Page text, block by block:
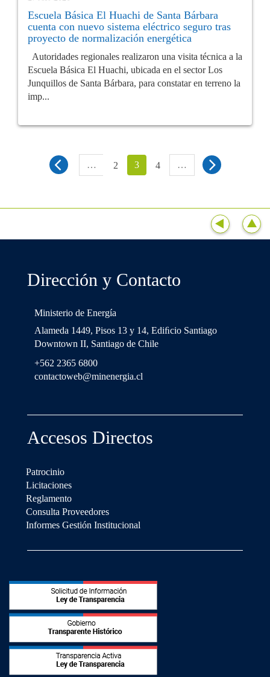
Escuela Básica El Huachi de Santa Bárbara
cuenta con nuevo sistema eléctrico seguro tras
proyecto de normalización energética
Autoridades regionales realizaron una visita técnica a la
Escuela Básica El Huachi, ubicada en el sector Los
Junquillos de Santa Bárbara, para constatar en terreno la
imp...
… 2 3 4 …
Dirección y Contacto
Ministerio de Energía
Alameda 1449, Pisos 13 y 14, Ediﬁcio Santiago
Downtown II, Santiago de Chile
+562 2365 6800
contactoweb@minenergia.cl
Accesos Directos
Patrocinio
Licitaciones
Reglamento
Consulta Proveedores
Informes Gestión Institucional